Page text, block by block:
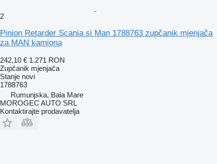
2
Pinion Retarder Scania si Man 1788763 zupčanik mjenjača
za MAN kamiona
242,10 € 1.271 RON
Zupčanik mjenjača
Stanje novi
1788763
Rumunjska, Baia Mare
MOROGEC AUTO SRL
Kontaktirajte prodavatelja